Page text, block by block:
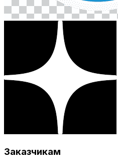
Заказчикам